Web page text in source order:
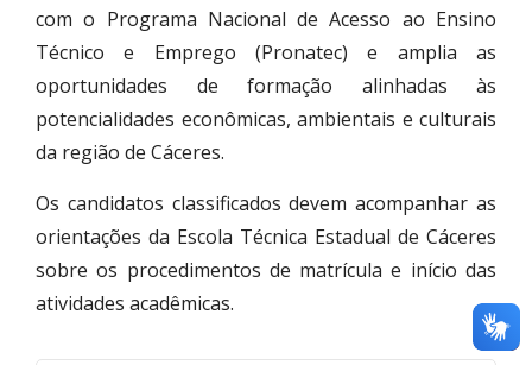
com o Programa Nacional de Acesso ao Ensino
Técnico e Emprego (Pronatec) e amplia as
oportunidades de formação alinhadas às
potencialidades econômicas, ambientais e culturais
da região de Cáceres.
Os candidatos classificados devem acompanhar as
orientações da Escola Técnica Estadual de Cáceres
sobre os procedimentos de matrícula e início das
atividades acadêmicas.